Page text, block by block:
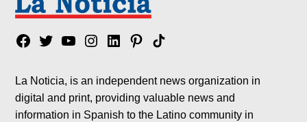
Facebook
TwitterYouTubeInstagram
LinkedinPinterest
Tik
La Noticia, is an independent news organization in
digital and print, providing valuable news and
information in Spanish to the Latino community in